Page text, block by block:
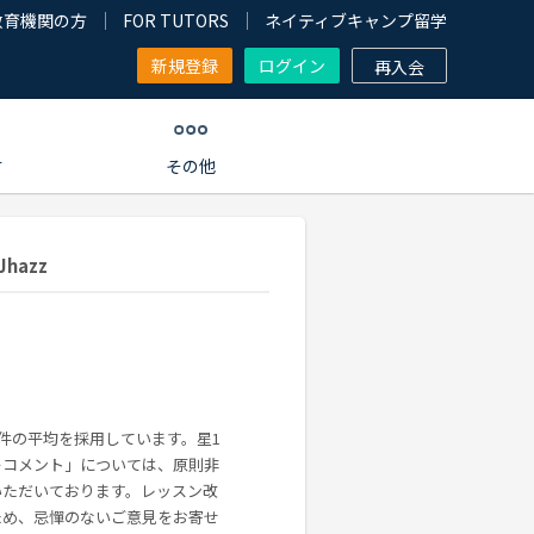
機関の方 FOR TUTORS
ネイティブキャンプ留学
新規登録
ログイン 再入会
その他
の平均を採用しています。星1
メント」については、原則非
だいております。レッスン改
、忌憚のないご意見をお寄せ